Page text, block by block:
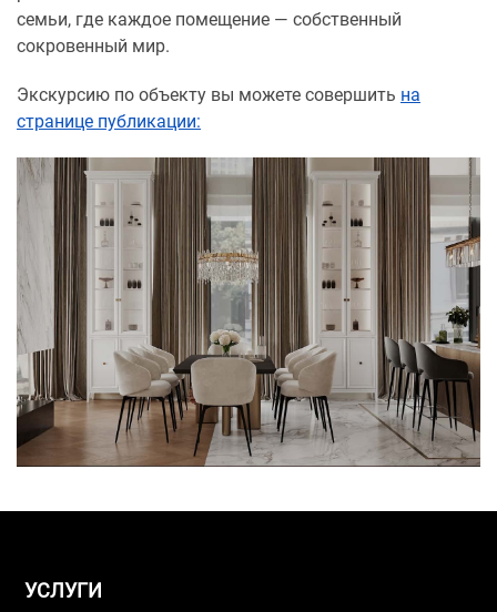
семьи, где каждое помещение — собственный
сокровенный мир.
Экскурсию по объекту вы можете совершить на
странице публикации:
УСЛУГИ